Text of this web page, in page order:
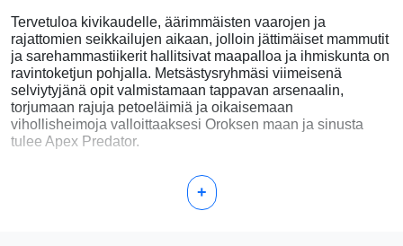
Tervetuloa kivikaudelle, äärimmäisten vaarojen ja
rajattomien seikkailujen aikaan, jolloin jättimäiset mammutit
ja sarehammastiikerit hallitsivat maapalloa ja ihmiskunta on
ravintoketjun pohjalla. Metsästysryhmäsi viimeisenä
selviytyjänä opit valmistamaan tappavan arsenaalin,
torjumaan rajuja petoeläimiä ja oikaisemaan
vihollisheimoja valloittaaksesi Oroksen maan ja sinusta
tulee Apex Predator.
+